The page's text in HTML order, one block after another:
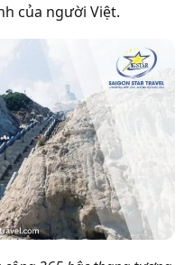
của người Việt.